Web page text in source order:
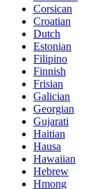
Corsican
Croatian
Dutch
Estonian
Filipino
Finnish
Frisian
Galician
Georgian
Gujarati
Haitian
Hausa
Hawaiian
Hebrew
Hmong